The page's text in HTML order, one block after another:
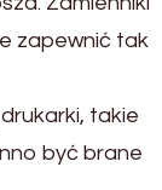
zapewnić tak
takie
być brane